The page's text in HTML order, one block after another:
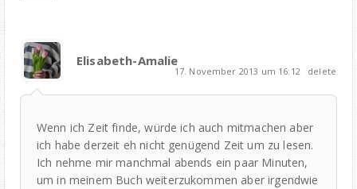
Elisabeth-Amalie
17. November 2013 um 16:12 delete
Wenn ich Zeit finde, würde ich auch mitmachen aber
ich habe derzeit eh nicht genügend Zeit um zu lesen.
Ich nehme mir manchmal abends ein paar Minuten,
um in meinem Buch weiterzukommen aber irgendwie